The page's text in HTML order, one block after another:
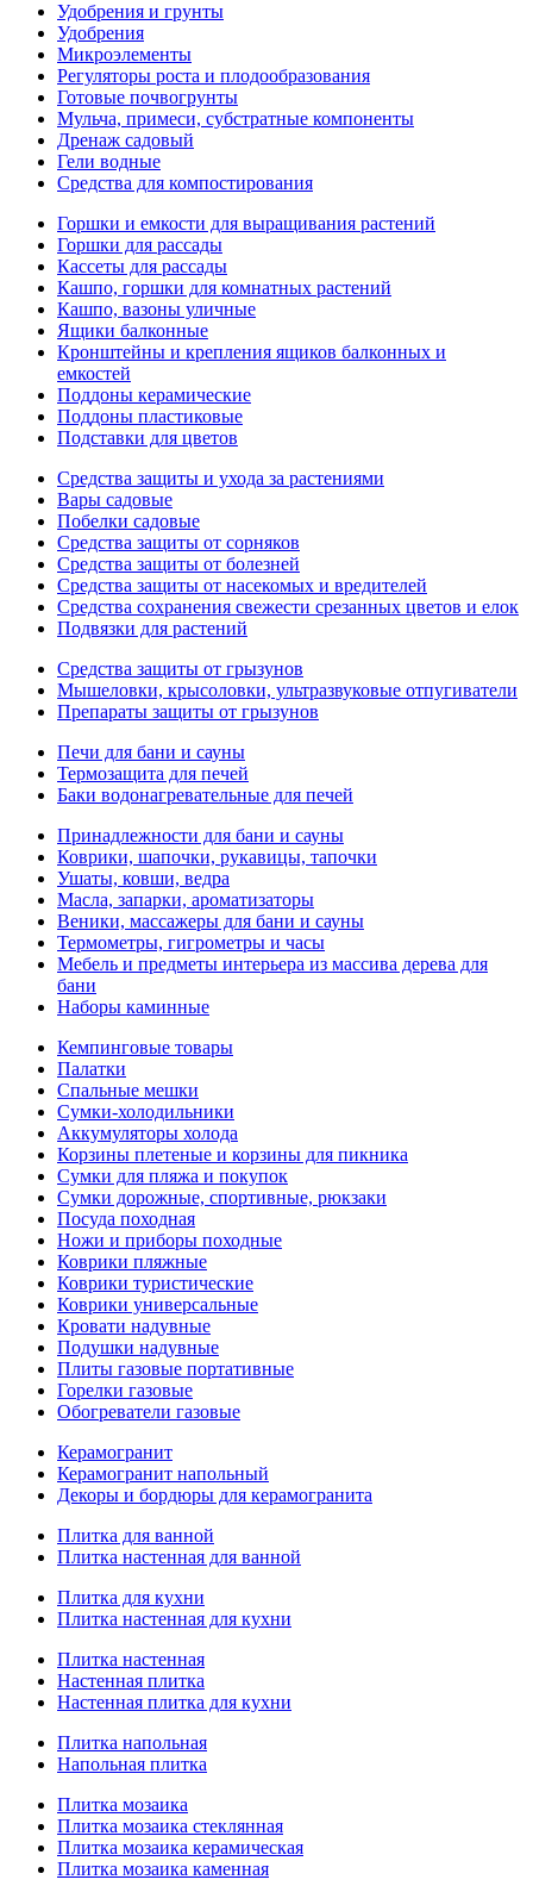
Удобрения и грунты
Удобрения
Микроэлементы
Регуляторы роста и плодообразования
Готовые почвогрунты
Мульча, примеси, субстратные компоненты
Дренаж садовый
Гели водные
Средства для компостирования
Горшки и емкости для выращивания растений
Горшки для рассады
Кассеты для рассады
Кашпо, горшки для комнатных растений
Кашпо, вазоны уличные
Ящики балконные
Кронштейны и крепления ящиков балконных и
емкостей
Поддоны керамические
Поддоны пластиковые
Подставки для цветов
Средства защиты и ухода за растениями
Вары садовые
Побелки садовые
Средства защиты от сорняков
Средства защиты от болезней
Средства защиты от насекомых и вредителей
Средства сохранения свежести срезанных цветов и елок
Подвязки для растений
Средства защиты от грызунов
Мышеловки, крысоловки, ультразвуковые отпугиватели
Препараты защиты от грызунов
Печи для бани и сауны
Термозащита для печей
Баки водонагревательные для печей
Принадлежности для бани и сауны
Коврики, шапочки, рукавицы, тапочки
Ушаты, ковши, ведра
Масла, запарки, ароматизаторы
Веники, массажеры для бани и сауны
Термометры, гигрометры и часы
Мебель и предметы интерьера из массива дерева для
бани
Наборы каминные
Кемпинговые товары
Палатки
Спальные мешки
Сумки-холодильники
Аккумуляторы холода
Корзины плетеные и корзины для пикника
Сумки для пляжа и покупок
Сумки дорожные, спортивные, рюкзаки
Посуда походная
Ножи и приборы походные
Коврики пляжные
Коврики туристические
Коврики универсальные
Кровати надувные
Подушки надувные
Плиты газовые портативные
Горелки газовые
Обогреватели газовые
Керамогранит
Керамогранит напольный
Декоры и бордюры для керамогранита
Плитка для ванной
Плитка настенная для ванной
Плитка для кухни
Плитка настенная для кухни
Плитка настенная
Настенная плитка
Настенная плитка для кухни
Плитка напольная
Напольная плитка
Плитка мозаика
Плитка мозаика стеклянная
Плитка мозаика керамическая
Плитка мозаика каменная